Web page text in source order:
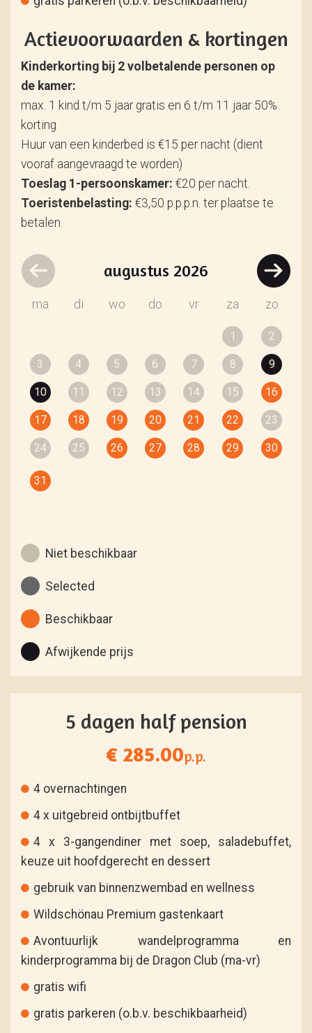
Actievoorwaarden & kortingen
Kinderkorting bij 2 volbetalende personen op
de kamer:
max. 1 kind t/m 5 jaar gratis en 6 t/m 11 jaar 50%
korting
Huur van een kinderbed is €15 per nacht (dient
vooraf aangevraagd te worden)
Toeslag 1-persoonskamer: €20 per nacht.
Toeristenbelasting: €3,50 p.p.p.n. ter plaatse te
betalen.
augustus 2026
ma di wo do vr za zo
1 2
3 4 5 6 7 8 9
10 11 12 13 14 15 16
17 18 19 20 21 22 23
24 25 26 27 28 29 30
31
Niet beschikbaar
Selected
Beschikbaar
Afwijkende prijs
5 dagen half pension
€ 285.00p.p.
4 overnachtingen
4 x uitgebreid ontbijtbuffet
4 x 3-gangendiner met soep, saladebuffet,
keuze uit hoofdgerecht en dessert
gebruik van binnenzwembad en wellness
Wildschönau Premium gastenkaart
Avontuurlijk wandelprogramma en
kinderprogramma bij de Dragon Club (ma-vr)
gratis wifi
gratis parkeren (o.b.v. beschikbaarheid)